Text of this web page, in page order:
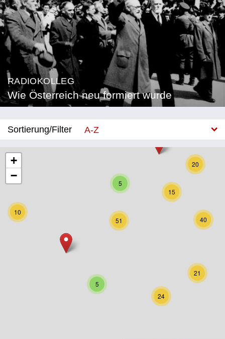
RADIOKOLLEG
Wie Österreich neu formiert wurde
Sortierung/Filter
A-Z
Bundesland
Burgenland
Kärnten
Salzburg
15
24
40
5
20
51
21
5
10
+
−